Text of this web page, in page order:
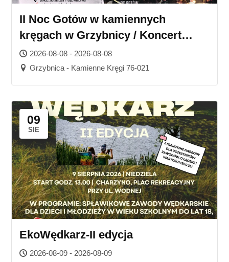
II Noc Gotów w kamiennych
kręgach w Grzybnicy / Koncert
Karoliny Skrzyńskiej
2026-08-08 - 2026-08-08
Grzybnica - Kamienne Kręgi 76-021
09
SIE
EkoWędkarz-II edycja
2026-08-09 - 2026-08-09